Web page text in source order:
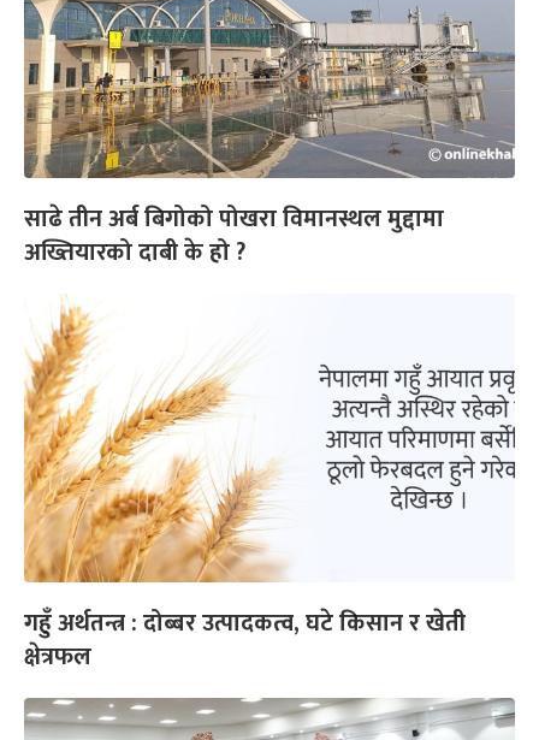
साढे तीन अर्ब बिगोको पोखरा विमानस्थल मुद्दामा
अख्तियारको दाबी के हो ?
गहुँ अर्थतन्त्र : दोब्बर उत्पादकत्व, घटे किसान र खेती
क्षेत्रफल